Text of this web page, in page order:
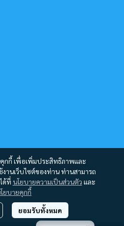
คุกกี้ เพื่อเพิ่มประสิทธิภาพและ
านเว็บไซต์ของท่าน ท่านสามารถ
ด้ที่ นโยบายความเป็นส่วนตัว และ
ยบายคุกกี้
ยอมรับทั้งหมด